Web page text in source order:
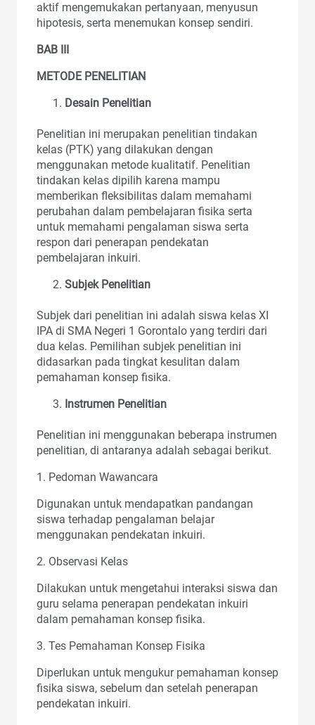
aktif mengemukakan pertanyaan, menyusun
hipotesis, serta menemukan konsep sendiri.
BAB III
METODE PENELITIAN
Desain Penelitian
Penelitian ini merupakan penelitian tindakan
kelas (PTK) yang dilakukan dengan
menggunakan metode kualitatif. Penelitian
tindakan kelas dipilih karena mampu
memberikan fleksibilitas dalam memahami
perubahan dalam pembelajaran fisika serta
untuk memahami pengalaman siswa serta
respon dari penerapan pendekatan
pembelajaran inkuiri.
Subjek Penelitian
Subjek dari penelitian ini adalah siswa kelas XI
IPA di SMA Negeri 1 Gorontalo yang terdiri dari
dua kelas. Pemilihan subjek penelitian ini
didasarkan pada tingkat kesulitan dalam
pemahaman konsep fisika.
Instrumen Penelitian
Penelitian ini menggunakan beberapa instrumen
penelitian, di antaranya adalah sebagai berikut.
1. Pedoman Wawancara
Digunakan untuk mendapatkan pandangan
siswa terhadap pengalaman belajar
menggunakan pendekatan inkuiri.
2. Observasi Kelas
Dilakukan untuk mengetahui interaksi siswa dan
guru selama penerapan pendekatan inkuiri
dalam pemahaman konsep fisika.
3. Tes Pemahaman Konsep Fisika
Diperlukan untuk mengukur pemahaman konsep
fisika siswa, sebelum dan setelah penerapan
pendekatan inkuiri.